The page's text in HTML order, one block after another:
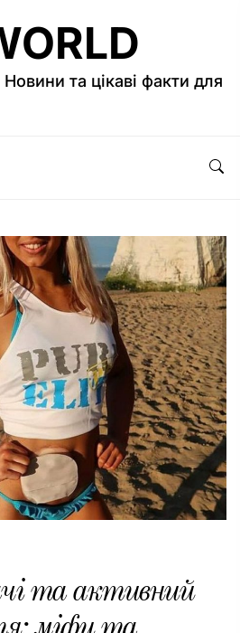
та цікаві факти для
та активний